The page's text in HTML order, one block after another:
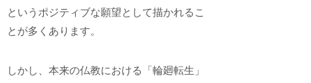
というポジティブな願望として描かれるこ
とが多くあります。
しかし、本来の仏教における「輪廻転生」